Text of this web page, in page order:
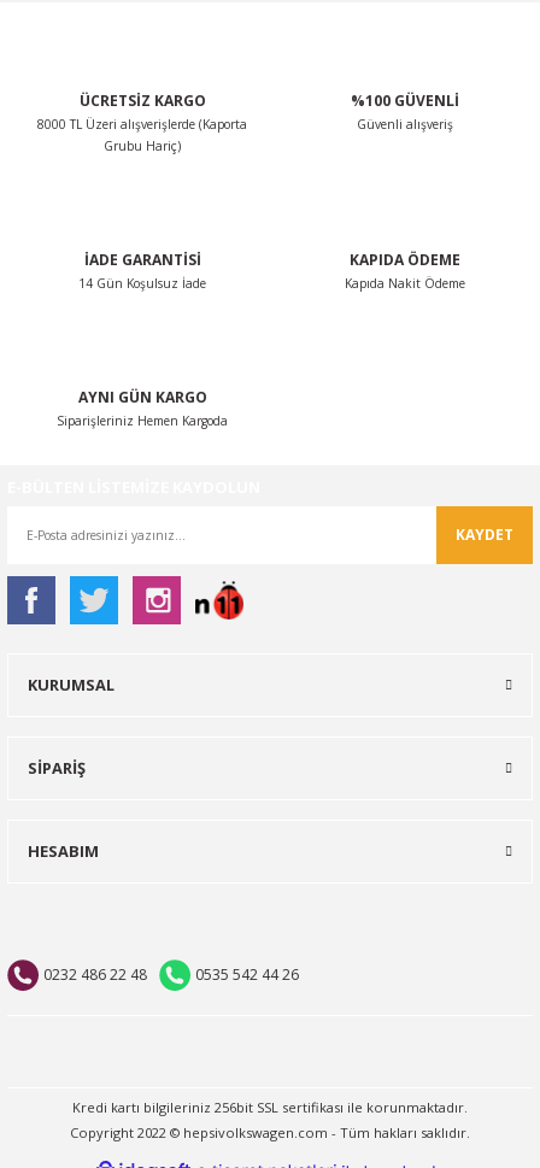
Ürün açıklamasında eksik bilgiler bulunuyor.
Ürün bilgilerinde hatalar bulunuyor.
ÜCRETSİZ KARGO
8000 TL Üzeri alışverişlerde (Kaporta
Grubu Hariç)
%100 GÜVENLİ
Güvenli alışveriş
İADE GARANTİSİ
14 Gün Koşulsuz İade
KAPIDA ÖDEME
Kapıda Nakit Ödeme
AYNI GÜN KARGO
Siparişleriniz Hemen Kargoda
KAYDET
0232 486 22 48 0535 542 44 26
KURUMSAL
SİPARİŞ
HESABIM
Copyright 2022 © hepsivolkswagen.com - Tüm hakları saklıdır.
Kredi kartı bilgileriniz 256bit SSL sertifikası ile korunmaktadır.